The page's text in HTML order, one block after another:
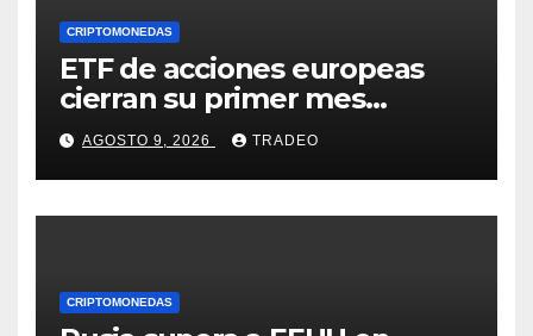
CRIPTOMONEDAS
ETF de acciones europeas
cierran su primer mes
positivo desde el inicio de la
guerra en Irán
AGOSTO 9, 2026 TRADEO
CRIPTOMONEDAS